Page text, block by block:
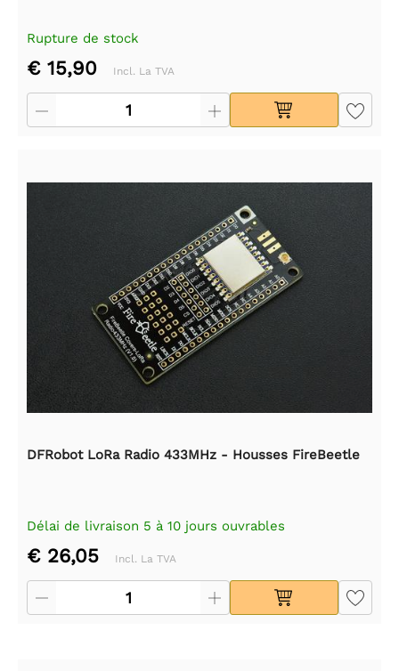
Rupture de stock
€ 15,90 Incl. La TVA
DFRobot LoRa Radio 433MHz - Housses FireBeetle
Délai de livraison 5 à 10 jours ouvrables
€ 26,05 Incl. La TVA